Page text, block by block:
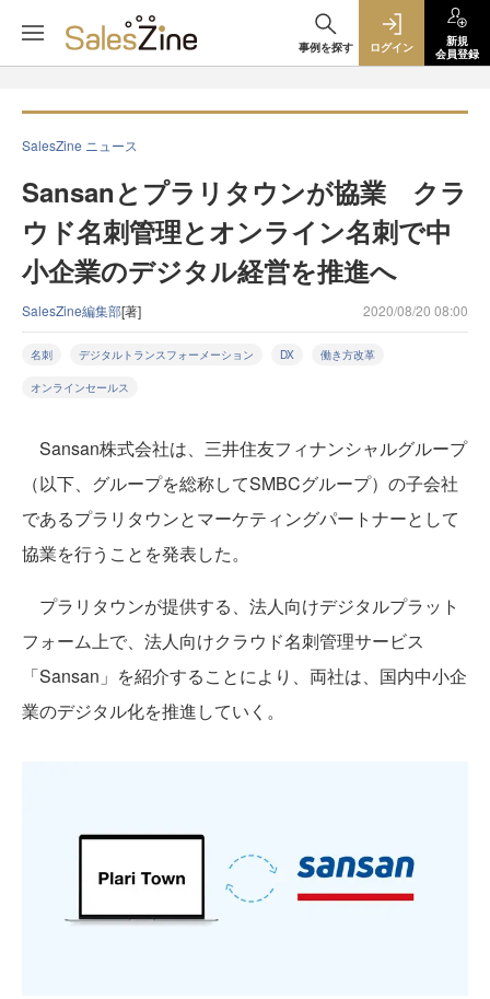
事例を探す ログイン
新規
会員登録
SalesZine ニュース
Sansanとプラリタウンが協業 クラ
ウド名刺管理とオンライン名刺で中
小企業のデジタル経営を推進へ
SalesZine編集部[著] 2020/08/20 08:00
名刺 デジタルトランスフォーメーション DX 働き方改革
オンラインセールス
Sansan株式会社は、三井住友フィナンシャルグループ
（以下、グループを総称してSMBCグループ）の子会社
であるプラリタウンとマーケティングパートナーとして
協業を行うことを発表した。
プラリタウンが提供する、法人向けデジタルプラット
フォーム上で、法人向けクラウド名刺管理サービス
「Sansan」を紹介することにより、両社は、国内中小企
業のデジタル化を推進していく。